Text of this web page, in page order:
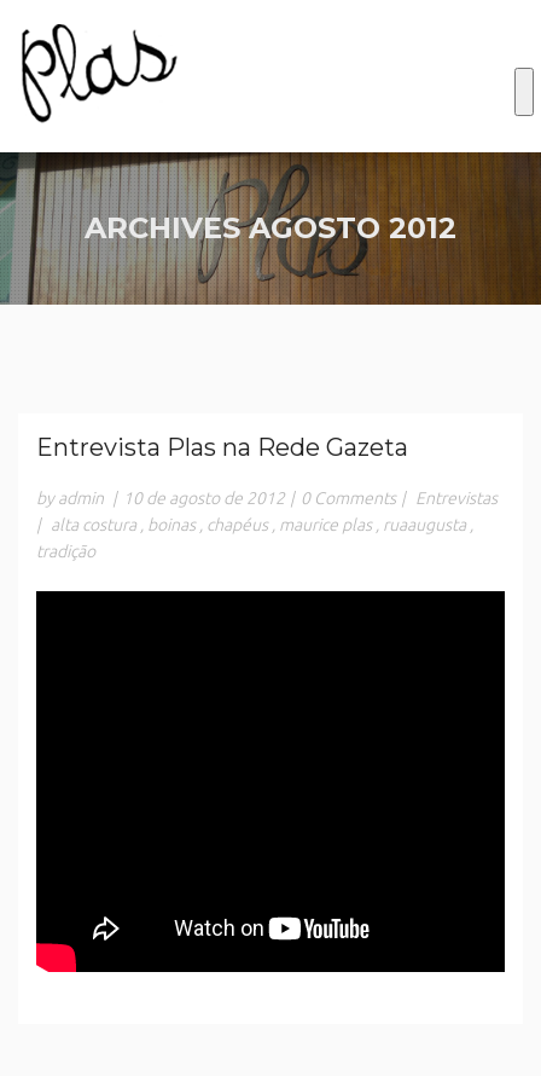
ARCHIVESAGOSTO 2012
Entrevista Plas na Rede Gazeta
by admin | 10 de agosto de 2012 | 0 Comments | Entrevistas
| alta costura boinas chapéus maurice plas ruaaugusta
tradição